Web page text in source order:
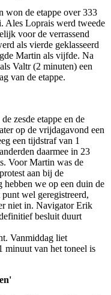
won de etappe over 333
Ales Loprais werd tweede
voor de verrassend
als vierde geklasseerd
Martin als vijfde. Na
Valtr (2 minuten) een
van de etappe.
zesde etappe en de
op de vrijdagavond een
een tijdstraf van 1
daarmee in 23
Voor Martin was de
aan bij de
we op een duin de
wel geregistreerd,
niet in. Navigator Erik
besluit duurt
Vanmiddag liet
minuut van het toneel is